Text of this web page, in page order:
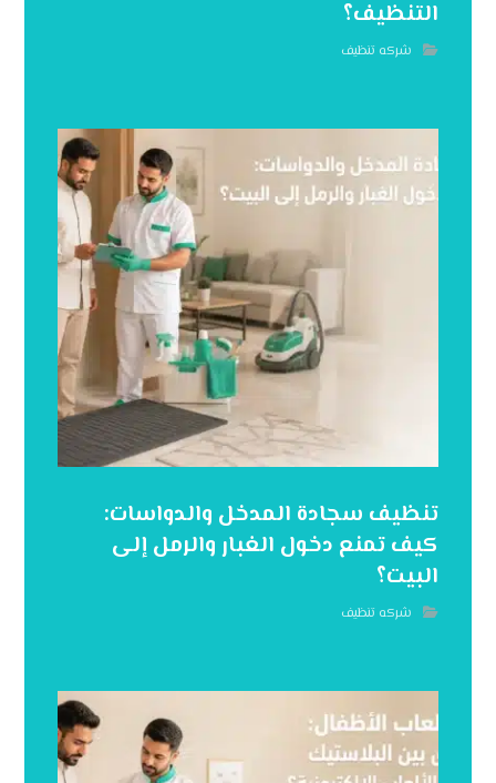
التنظيف؟
شركه تنظيف
تنظيف سجادة المدخل والدواسات:
كيف تمنع دخول الغبار والرمل إلى
البيت؟
شركه تنظيف